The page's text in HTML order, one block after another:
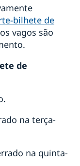
bilhete de
vagos são
de
na terça-
na quinta-